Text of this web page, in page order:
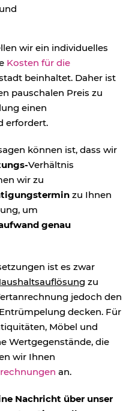
und
wir ein individuelles
Kosten für die
beinhaltet. Daher ist
pauschalen Preis zu
einen
erfordert.
können ist, dass wir
Verhältnis
wir zu
zu Ihnen
um
genau
ist es zwar
zu
jedoch den
decken. Für
Möbel und
Wertgegenstände, die
wir Ihnen
an.
Nachricht über unser